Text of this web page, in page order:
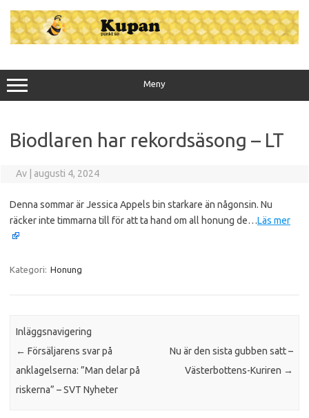
innehåll
Meny
Biodlaren har rekordsäsong – LT
Av augusti 4, 2024
Denna sommar är Jessica Appels bin starkare än någonsin. Nu
räcker inte timmarna till för att ta hand om all honung de…Läs mer
Kategori: Honung
Inläggsnavigering
← Försäljarens svar på
anklagelserna: ”Man delar på
riskerna” – SVT Nyheter
Nu är den sista gubben satt –
Västerbottens-Kuriren →